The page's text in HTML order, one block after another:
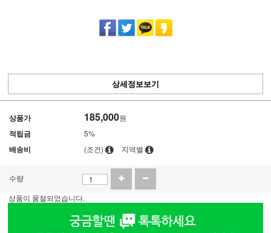
상세정보보기
상품가 185,000원
적립금 5%
배송비 (조건) 지역별
수량
상품이 품절되었습니다.